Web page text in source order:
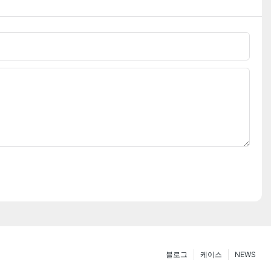
NEWS
케이스
블로그